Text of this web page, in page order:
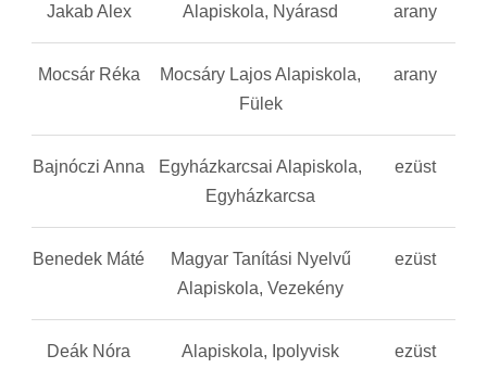
Jakab Alex Alapiskola, Nyárasd arany
Mocsár Réka
Mocsáry Lajos Alapiskola,
Fülek
arany
Bajnóczi Anna
Egyházkarcsai Alapiskola,
Egyházkarcsa
ezüst
Benedek Máté
Magyar Tanítási Nyelvű
Alapiskola, Vezekény
ezüst
Deák Nóra Alapiskola, Ipolyvisk ezüst